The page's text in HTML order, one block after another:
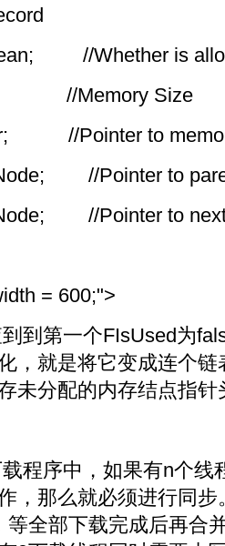
//Whether is
//Memory Size
//Pointer to
//Pointer to
//Pointer to
= 600;">
到第一个FIsUsed为
，就是将它变成连个
未分配的内存结点指针
程序中，如果有n个线
，那么就必须进行同
等全部下载完成后再合